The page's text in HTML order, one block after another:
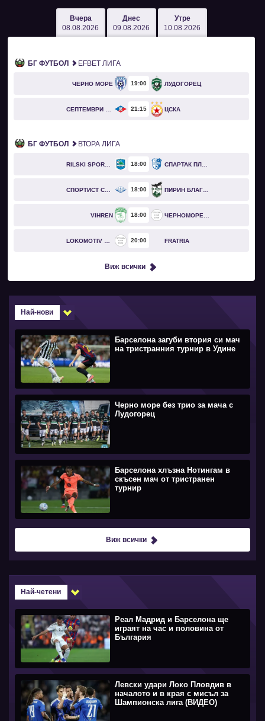
Вчера
08.08.2026
Днес
09.08.2026
Утре
10.08.2026
БГ ФУТБОЛ EFBET ЛИГА
ЧЕРНО МОРЕ 19 00 ЛУДОГОРЕЦ
21 15 ЦСКА
БГ ФУТБОЛ ВТОРА ЛИГА
RILSKI SPORTIST 18 00 СПАРТАК ПЛЕВЕН
СПОРТИСТ СВОГЕ 18 00 ПИРИН БЛАГОЕВГРАД
VIHREN 18 00
20 00 FRATRIA
Виж всички
Най-нови
Барселона загуби втория си мач
на тристранния турнир в Удине
Черно море без трио за мача с
Лудогорец
Барселона хлъзна Нотингам в
скъсен мач от тристранен
турнир
Виж всички
Най-четени
Реал Мадрид и Барселона ще
играят на час и половина от
България
Левски удари Локо Пловдив в
началото и в края с мисъл за
Шампионска лига (ВИДЕО)